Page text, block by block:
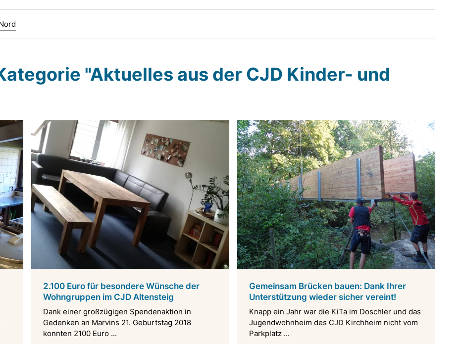
"Aktuelles aus der CJD Kinder- und
2.100 Euro für besondere Wünsche der
Wohngruppen im CJD Altensteig
Dank einer großzügigen Spendenaktion in
Gedenken an Marvins 21. Geburtstag 2018
konnten 2100 Euro ...
Gemeinsam Brücken bauen: Dank Ihrer
Unterstützung wieder sicher vereint!
Knapp ein Jahr war die KiTa im Doschler und das
Jugendwohnheim des CJD Kirchheim nicht vom
Parkplatz ...